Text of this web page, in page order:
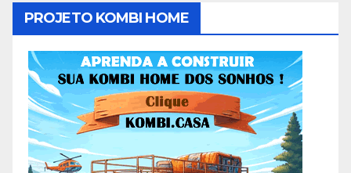
PROJETO KOMBI HOME